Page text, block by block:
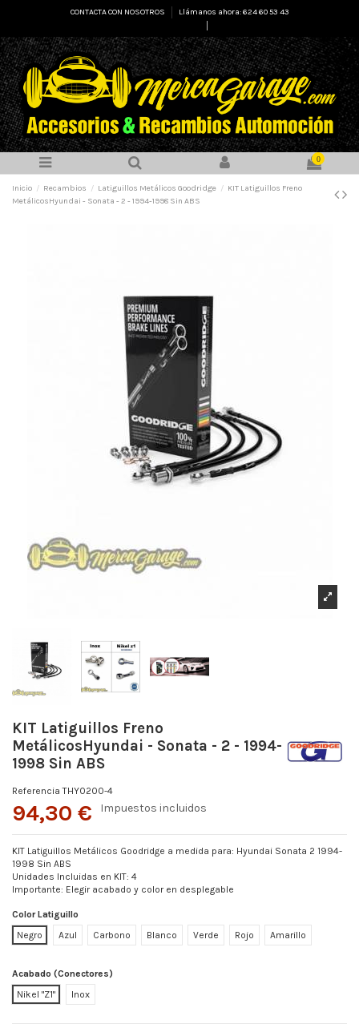
CONTACTA CON NOSOTROS
Llámanos ahora: 624 60 53 43
0
Inicio Recambios Latiguillos Metálicos Goodridge
KIT Latiguillos Freno
MetálicosHyundai - Sonata - 2 - 1994-1998 Sin ABS
KIT Latiguillos Freno
MetálicosHyundai - Sonata - 2 - 1994-
1998 Sin ABS
Referencia THY0200-4
94,30 € Impuestos incluidos
KIT Latiguillos Metálicos Goodridge a medida para: Hyundai Sonata 2 1994-
1998 Sin ABS
Unidades Incluidas en KIT: 4
Importante: Elegir acabado y color en desplegable
Color Latiguillo
Negro
Azul Carbono Blanco Verde Rojo Amarillo
Acabado (Conectores)
Nikel "Z1"
Inox